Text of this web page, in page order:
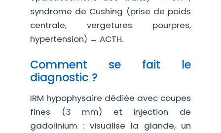
syndrome de Cushing (prise de poids
centrale, vergetures pourpres,
hypertension) → ACTH.
Comment se fait le
diagnostic ?
IRM hypophysaire dédiée avec coupes
fines (3 mm) et injection de
gadolinium : visualise la glande, un